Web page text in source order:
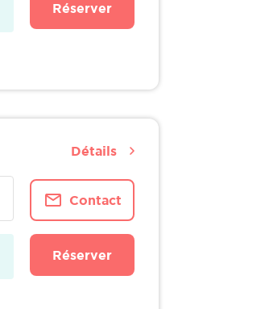
Réserver
Contact
Réserver
Détails